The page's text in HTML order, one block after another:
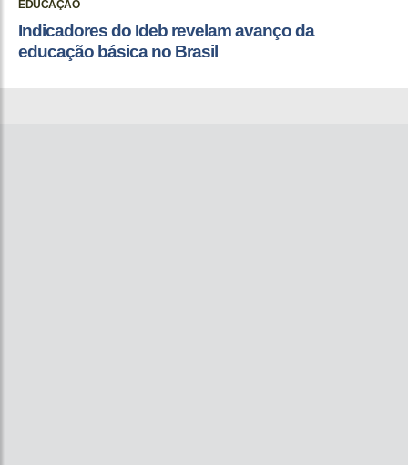
EDUCAÇÃO
Indicadores do Ideb revelam avanço da
educação básica no Brasil